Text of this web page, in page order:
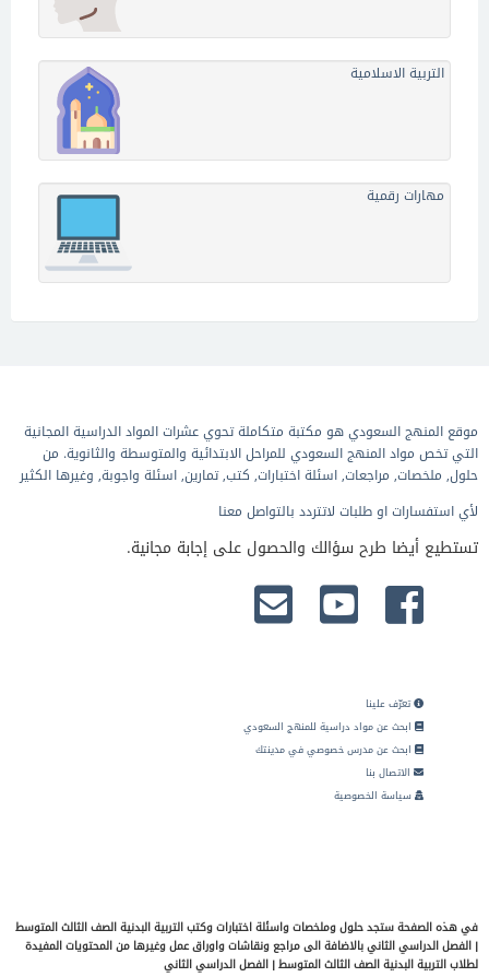
التربية الاسلامية
مهارات رقمية
موقع المنهج السعودي هو مكتبة متكاملة تحوي عشرات المواد الدراسية المجانية
التي تخص مواد المنهج السعودي للمراحل الابتدائية والمتوسطة والثانوية. من
حلول, ملخصات, مراجعات, اسئلة اختبارات, كتب, تمارين, اسئلة واجوبة, وغيرها الكثير
لأي استفسارات او طلبات لاتتردد بالتواصل معنا
تستطيع أيضا طرح سؤالك والحصول على إجابة مجانية.
تعرّف علينا
ابحث عن مواد دراسية للمنهج السعودي
ابحث عن مدرس خصوصي في مدينتك
الاتصال بنا
سياسة الخصوصية
في هذه الصفحة ستجد حلول وملخصات واسئلة اختبارات وكتب التربية البدنية الصف الثالث المتوسط
| الفصل الدراسي الثاني بالاضافة الى مراجع ونقاشات واوراق عمل وغيرها من المحتويات المفيدة
لطلاب التربية البدنية الصف الثالث المتوسط | الفصل الدراسي الثاني